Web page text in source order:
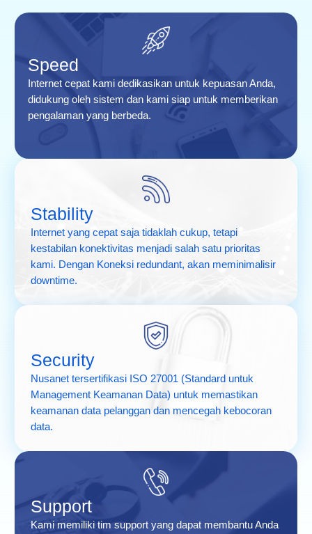
Speed
Internet cepat kami dedikasikan untuk kepuasan Anda,
didukung oleh sistem dan kami siap untuk memberikan
pengalaman yang berbeda.
Stability
Internet yang cepat saja tidaklah cukup, tetapi
kestabilan konektivitas menjadi salah satu prioritas
kami. Dengan Koneksi redundant, akan meminimalisir
downtime.
Security
Nusanet tersertifikasi ISO 27001 (Standard untuk
Management Keamanan Data) untuk memastikan
keamanan data pelanggan dan mencegah kebocoran
data.
Support
Kami memiliki tim support yang dapat membantu Anda